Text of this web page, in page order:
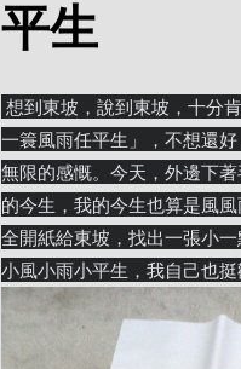
平生
一簑風雨任平生」，不想還
無限的感慨。今天，外邊下
的今生，我的今生也算是風
全開紙給東坡，找出一張小
小風小雨小平生，我自己也挺